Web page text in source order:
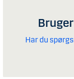
Har du